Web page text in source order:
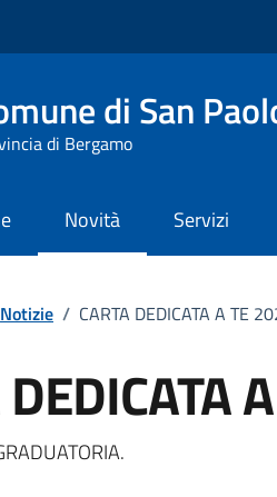
di San
di Bergamo
Novità Servizi
Notizie / CARTA DEDICATA A TE
notizia